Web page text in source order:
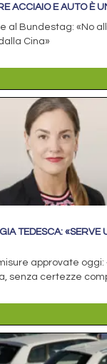
ACCIAIO E AUTO È
al Bundestag: «No
Cina»
TEDESCA: «SERVE
approvate oggi:
senza certezze